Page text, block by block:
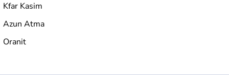
Kfar Kasim
Azun Atma
Oranit